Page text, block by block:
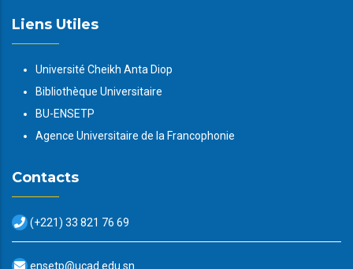
Liens Utiles
Université Cheikh Anta Diop
Bibliothèque Universitaire
BU-ENSETP
Agence Universitaire de la Francophonie
Contacts
(+221) 33 821 76 69
ensetp@ucad.edu.sn